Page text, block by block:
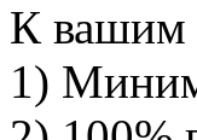
К вашим
1)